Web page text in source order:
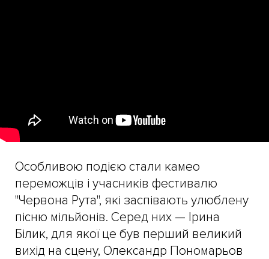
Особливою подією стали камео
переможців і учасників фестивалю
"Червона Рута", які заспівають улюблену
пісню мільйонів. Серед них — Ірина
Білик, для якої це був перший великий
вихід на сцену, Олександр Пономарьов